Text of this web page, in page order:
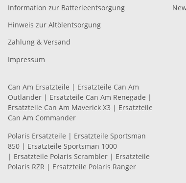
Information zur Batterieentsorgung
Hinweis zur Altölentsorgung
Zahlung & Versand
Impressum
Can Am Ersatzteile | Ersatzteile Can Am
Outlander | Ersatzteile Can Am Renegade |
Ersatzteile Can Am Maverick X3 | Ersatzteile
Can Am Commander
Polaris Ersatzteile | Ersatzteile Sportsman
850 | Ersatzteile Sportsman 1000
| Ersatzteile Polaris Scrambler | Ersatzteile
Polaris RZR | Ersatzteile Polaris Ranger